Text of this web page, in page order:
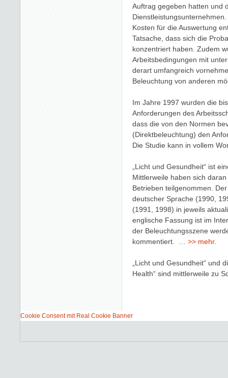
Auftrag gegeben hatten und
Kosten für die Auswertung
Tatsache, dass sich die
konzentriert haben. Zudem
Arbeitsbedingungen mit
derart umfangreich
Beleuchtung von anderen
Im Jahre 1997 wurden die
Anforderungen des
dass die von den Normen
(Direktbeleuchtung) den
Die Studie kann in vollem
„Licht und Gesundheit“ ist
Mittlerweile haben sich
Betrieben teilgenommen.
deutscher Sprache (1990,
(1991, 1998) in jeweils
englische Fassung ist im
der Beleuchtungsszene
kommentiert. …
mehr.
„Licht und Gesundheit“ und
Health“ sind mittlerweile zu
Cookie Consent mit Real Cookie Banner